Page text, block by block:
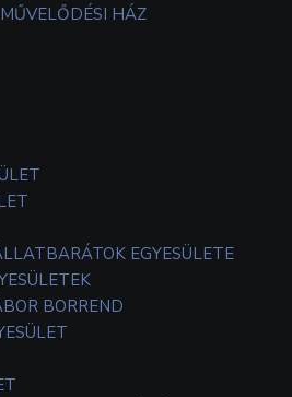
HÁZ
EGYESÜLETE
BORREND